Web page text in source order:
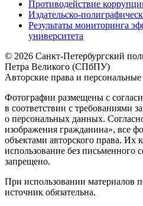
Противодействие
Издательско-
Результаты мониторинга
университета
© 2026 Санкт-Петербургский
Петра Великого (СПбПУ)
Авторские права и
Фотографии размещены с
в соответствии с требованиями
о персональных данных.
изображения гражданина», все
объектами авторского права. Их
использование без письменного
запрещено.
При использовании материалов
источник обязательна.